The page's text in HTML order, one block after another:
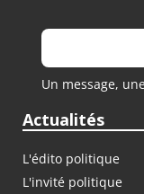
Un message,
Actualités
L'édito politique
L'invité politique